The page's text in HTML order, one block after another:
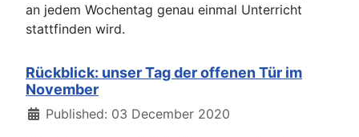
an jedem Wochentag genau einmal Unterricht
stattfinden wird.
Rückblick: unser Tag der offenen Tür im
November
DetailsPublished: 03 December 2020